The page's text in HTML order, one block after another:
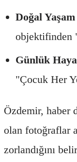
Doğal
objektifinden
Günlük
"Çocuk Her
Özdemir, haber
olan fotoğraflar
zorlandığını